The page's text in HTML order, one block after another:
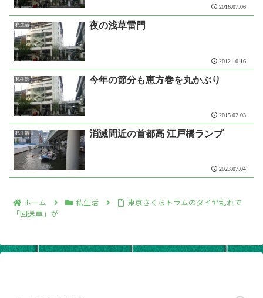
2016.07.06
私生活 夜の浅草雷門
2012.10.16
私生活 今年の節分も恵方巻を丸かぶり
2015.02.03
私生活 消滅間近の首都高 江戸橋ランプ
2023.07.04
ホーム 私生活
東京さくらトラムのダイヤ乱れで
「回送車」が